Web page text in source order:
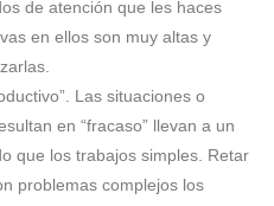
de atención que les haces
en ellos son muy altas y
Las situaciones o
en “fracaso” llevan a un
que los trabajos simples. Retar
problemas complejos los